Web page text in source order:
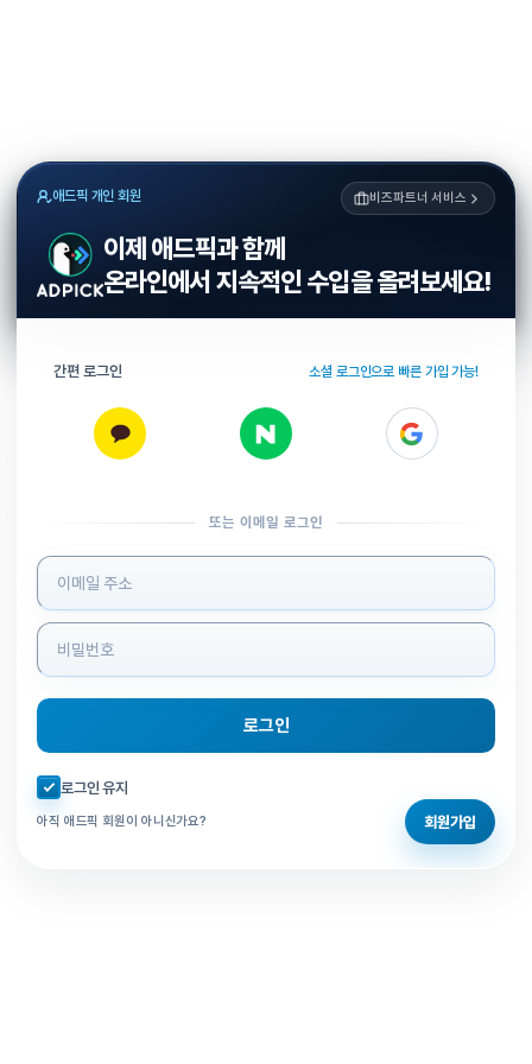
애드픽 개인 회원 비즈파트너 서비스
이제 애드픽과 함께
온라인에서 지속적인 수입을 올려보세요!
간편 로그인 소셜 로그인으로 빠른 가입 가능!
또는 이메일 로그인
로그인 정보 입력
로그인
자동로그인 체크
로그인 유지
아직 애드픽 회원이 아니신가요? 회원가입